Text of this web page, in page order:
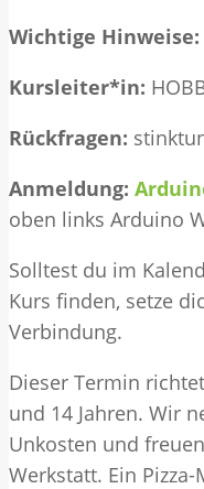
Wichtige Hinweise:
Kursleiter*in:
Rückfragen:
Anmeldung:
oben links Arduino
Solltest du im
Kurs finden, setze
Verbindung.
Dieser Termin
und 14 Jahren. Wir
Unkosten und
Werkstatt. Ein